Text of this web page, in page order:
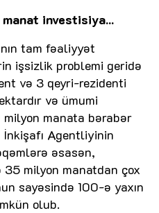
investisiya...
tam fəaliyyət
işsizlik problemi geridə
və 3 qeyri-rezidenti
və ümumi
milyon manata bərabər
Agentliyinin
əsasən,
milyon manatdan çox
sayəsində 100-ə yaxın
olub.